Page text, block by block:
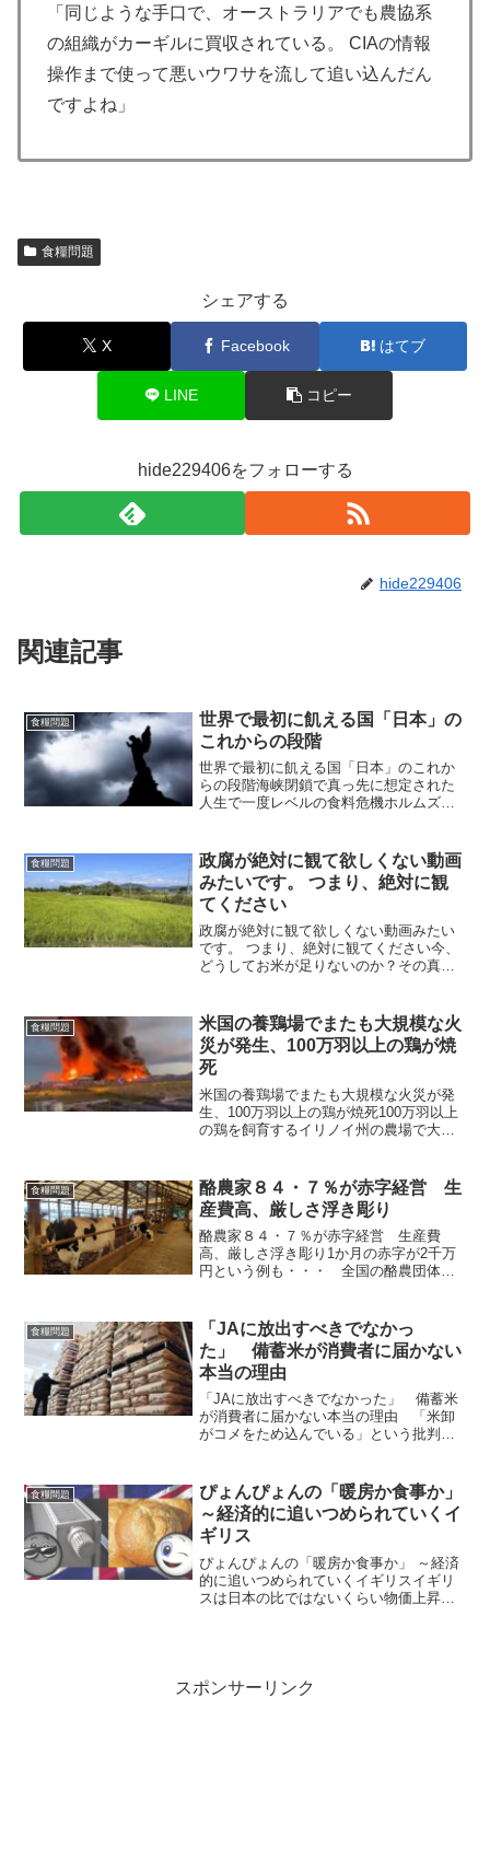
「同じような手口で、オーストラリアでも農協系
の組織がカーギルに買収されている。 CIAの情報
操作まで使って悪いウワサを流して追い込んだん
ですよね」
食糧問題
シェアする
X Facebook はてブ
LINE コピー
hide229406をフォローする
hide229406
関連記事
食糧問題
世界で最初に飢える国「日本」の
これからの段階
世界で最初に飢える国「日本」のこれか
らの段階海峡閉鎖で真っ先に想定された
人生で一度レベルの食料危機ホルムズ海
建築、自動車など）の不足が著しいこと
になるだろうという予測が...
食糧問題
政腐が絶対に観て欲しくない動画
みたいです。 つまり、絶対に観
てください
政腐が絶対に観て欲しくない動画みたい
です。 つまり、絶対に観てください今、
どうしてお米が足りないのか？その真
食糧問題
米国の養鶏場でまたも大規模な火
災が発生、100万羽以上の鶏が焼
死
米国の養鶏場でまたも大規模な火災が発
生、100万羽以上の鶏が焼死100万羽以上
の鶏を飼育するイリノイ州の農場で大規
南部の養鶏場で 5月29日の夜に火災が発
生し、大量...
食糧問題
酪農家８４・７％が赤字経営 生
産費高、厳しさ浮き彫り
酪農家８４・７％が赤字経営 生産費
高、厳しさ浮き彫り1か月の赤字が2千万
円という例も・・・ 全国の酪農団体で
した経営実態の調査結果を公表した。８
４・７％に当たる１３３人が...
食糧問題
「JAに放出すべきでなかっ
た」 備蓄米が消費者に届かない
本当の理由
「JAに放出すべきでなかった」 備蓄米
が消費者に届かない本当の理由 「米卸
がコメをため込んでいる」という批判に
カ月たつが、コメの価格は依然として高
い。政府がその原因...
食糧問題
ぴょんぴょんの「暖房か食事か」
～経済的に追いつめられていくイ
ギリス
ぴょんぴょんの「暖房か食事か」 ～経済
的に追いつめられていくイギリスイギリ
スは日本の比ではないくらい物価上昇が
スポンサーリンク